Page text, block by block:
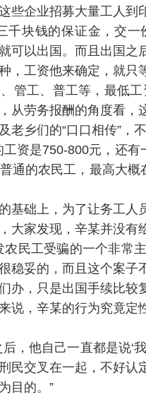
些企业招募大量工人到
千块钱的保证金，交
可以出国。而且出国
，工资他来确定，就只
管工、普工等，最低
从劳务报酬的角度看
老乡们的“口口相传”，
工资是750-800元，还
通的农民工，最高大
基础上，为了让务工
大家发现，辛某并没有
农民工受骗的一个非常
稳妥的，而且这个案
办，只是出国手续比较
说，辛某的行为究竟
，他自己一直都是说‘
民交叉在一起，不好
目的。”